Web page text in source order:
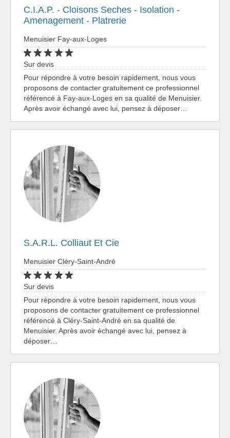
C.I.A.P. - Cloisons Seches - Isolation -
Amenagement - Platrerie
Menuisier Fay-aux-Loges
Sur devis
Pour répondre à votre besoin rapidement, nous vous
proposons de contacter gratuitement ce professionnel
référencé à Fay-aux-Loges en sa qualité de Menuisier.
Après avoir échangé avec lui, pensez à déposer…
S.A.R.L. Colliaut Et Cie
Menuisier Cléry-Saint-André
Sur devis
Pour répondre à votre besoin rapidement, nous vous
proposons de contacter gratuitement ce professionnel
référencé à Cléry-Saint-André en sa qualité de
Menuisier. Après avoir échangé avec lui, pensez à
déposer…